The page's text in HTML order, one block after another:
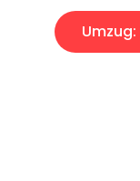
Umzug: